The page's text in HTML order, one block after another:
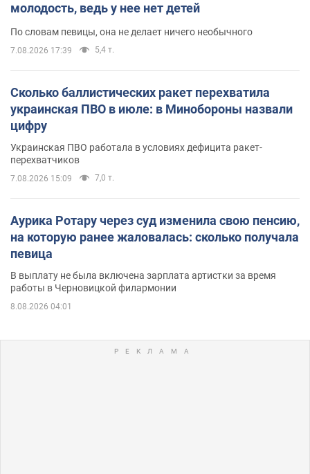
молодость, ведь у нее нет детей
По словам певицы, она не делает ничего необычного
7.08.2026 17:39 5,4 т.
Сколько баллистических ракет перехватила
украинская ПВО в июле: в Минобороны назвали
цифру
Украинская ПВО работала в условиях дефицита ракет-
перехватчиков
7.08.2026 15:09 7,0 т.
Аурика Ротару через суд изменила свою пенсию,
на которую ранее жаловалась: сколько получала
певица
В выплату не была включена зарплата артистки за время
работы в Черновицкой филармонии
8.08.2026 04:01